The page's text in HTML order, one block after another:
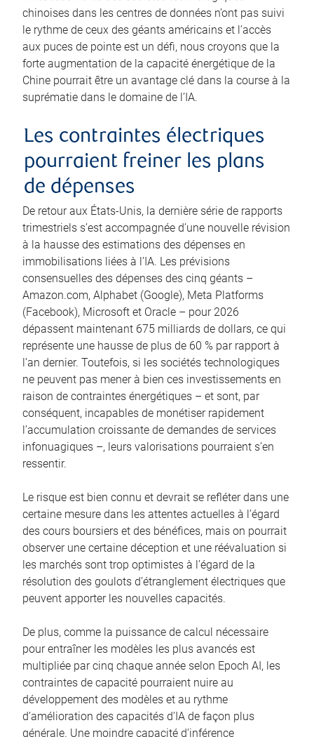
chinoises dans les centres de données n’ont pas suivi
le rythme de ceux des géants américains et l’accès
aux puces de pointe est un défi, nous croyons que la
forte augmentation de la capacité énergétique de la
Chine pourrait être un avantage clé dans la course à la
suprématie dans le domaine de l’IA.
Les contraintes électriques
pourraient freiner les plans
de dépenses
De retour aux États-Unis, la dernière série de rapports
trimestriels s’est accompagnée d’une nouvelle révision
à la hausse des estimations des dépenses en
immobilisations liées à l’IA. Les prévisions
consensuelles des dépenses des cinq géants –
Amazon.com, Alphabet (Google), Meta Platforms
(Facebook), Microsoft et Oracle – pour 2026
dépassent maintenant 675 milliards de dollars, ce qui
représente une hausse de plus de 60 % par rapport à
l’an dernier. Toutefois, si les sociétés technologiques
ne peuvent pas mener à bien ces investissements en
raison de contraintes énergétiques – et sont, par
conséquent, incapables de monétiser rapidement
l’accumulation croissante de demandes de services
infonuagiques –, leurs valorisations pourraient s’en
ressentir.
Le risque est bien connu et devrait se refléter dans une
certaine mesure dans les attentes actuelles à l’égard
des cours boursiers et des bénéfices, mais on pourrait
observer une certaine déception et une réévaluation si
les marchés sont trop optimistes à l’égard de la
résolution des goulots d’étranglement électriques que
peuvent apporter les nouvelles capacités.
De plus, comme la puissance de calcul nécessaire
pour entraîner les modèles les plus avancés est
multipliée par cinq chaque année selon Epoch AI, les
contraintes de capacité pourraient nuire au
développement des modèles et au rythme
d’amélioration des capacités d’IA de façon plus
générale. Une moindre capacité d’inférence